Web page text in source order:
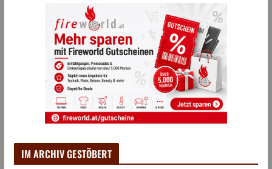
IM ARCHIV GESTÖBERT